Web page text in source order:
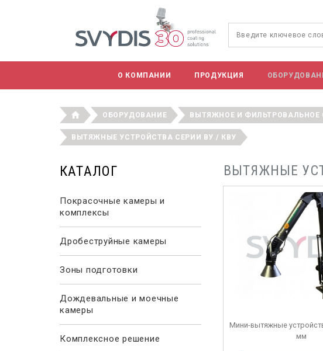
О КОМПАНИИ ПРОДУКЦИЯ
ОБОРУДОВАНИЕ ВЫТЯЖНОЕ И ФИЛЬТРОВАЛЬНОЕ
ВЫТЯЖНЫЕ УСТРОЙСТВА СЕРИИ ВУ / КВУ
КАТАЛОГ
Покрасочные камеры и
комплексы
Дробеструйные камеры
Зоны подготовки
Дождевальные и моечные
камеры
Комплексное решение
ВЫТЯЖНЫЕ
Мини-вытяжные
мм